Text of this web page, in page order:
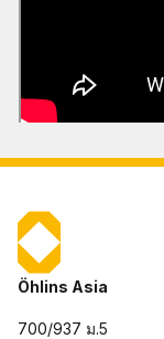
Öhlins Asia
700/937 ม.5